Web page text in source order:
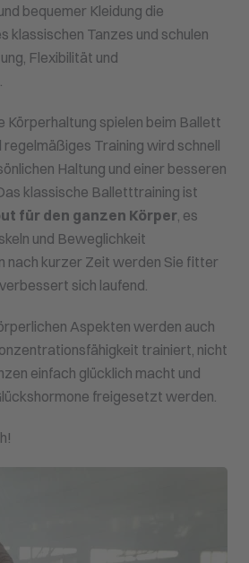
bequemer Kleidung die
klassischen Tanzes und schulen
Flexibilität und
Körperhaltung spielen beim Ballett
regelmäßiges Training wird schnell
Haltung und einer besseren
klassische Balletttraining ist
für den ganzen Körper, es
und Beweglichkeit
nach kurzer Zeit werden Sie fitter
sich laufend.
Aspekten werden auch
trainiert, nicht
einfach glücklich macht und
freigesetzt werden.